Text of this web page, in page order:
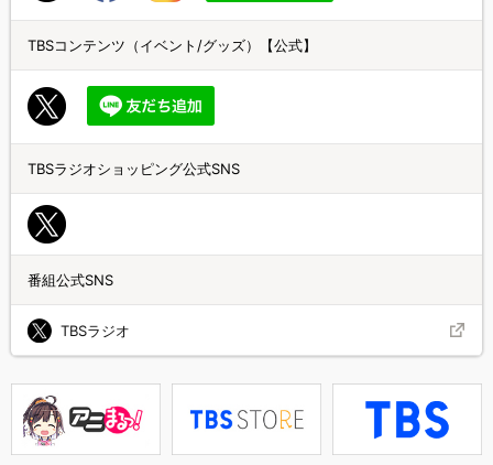
TBSコンテンツ（イベント/グッズ）【公式】
TBSラジオショッピング公式SNS
番組公式SNS
TBSラジオ